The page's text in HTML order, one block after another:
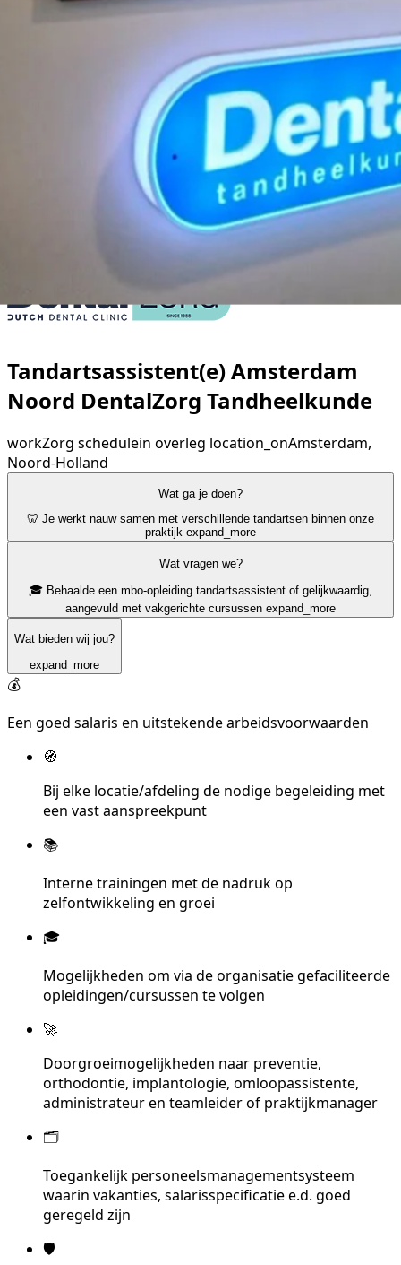
Tandartsassistent(e) Amsterdam
Noord DentalZorg Tandheelkunde
workZorg schedulein overleg location_onAmsterdam,
Noord-Holland
Wat ga je doen?
🦷 Je werkt nauw samen met verschillende tandartsen binnen onze
praktijk expand_more
Wat vragen we?
🎓 Behaalde een mbo-opleiding tandartsassistent of gelijkwaardig,
aangevuld met vakgerichte cursussen expand_more
Wat bieden wij jou?
expand_more
💰
Een goed salaris en uitstekende arbeidsvoorwaarden
🧭
Bij elke locatie/afdeling de nodige begeleiding met
een vast aanspreekpunt
📚
Interne trainingen met de nadruk op
zelfontwikkeling en groei
🎓
Mogelijkheden om via de organisatie gefaciliteerde
opleidingen/cursussen te volgen
🚀
Doorgroeimogelijkheden naar preventie,
orthodontie, implantologie, omloopassistente,
administrateur en teamleider of praktijkmanager
🗂️
Toegankelijk personeelsmanagementsysteem
waarin vakanties, salarisspecificatie e.d. goed
geregeld zijn
🛡️